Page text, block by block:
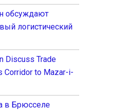
обсуждают
логистический
Discuss Trade
Corridor to Mazar-i-
в Брюсселе